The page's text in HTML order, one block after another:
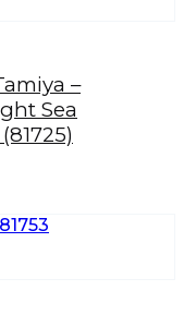
–
Sea